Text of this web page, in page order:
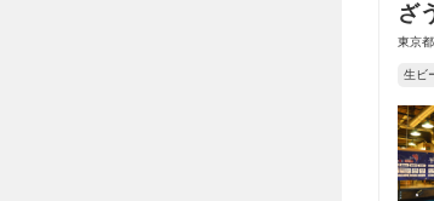
ざ
東京
生ビ